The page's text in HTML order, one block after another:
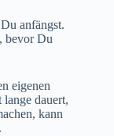
anfängst.
bevor Du
eigenen
dauert,
kann